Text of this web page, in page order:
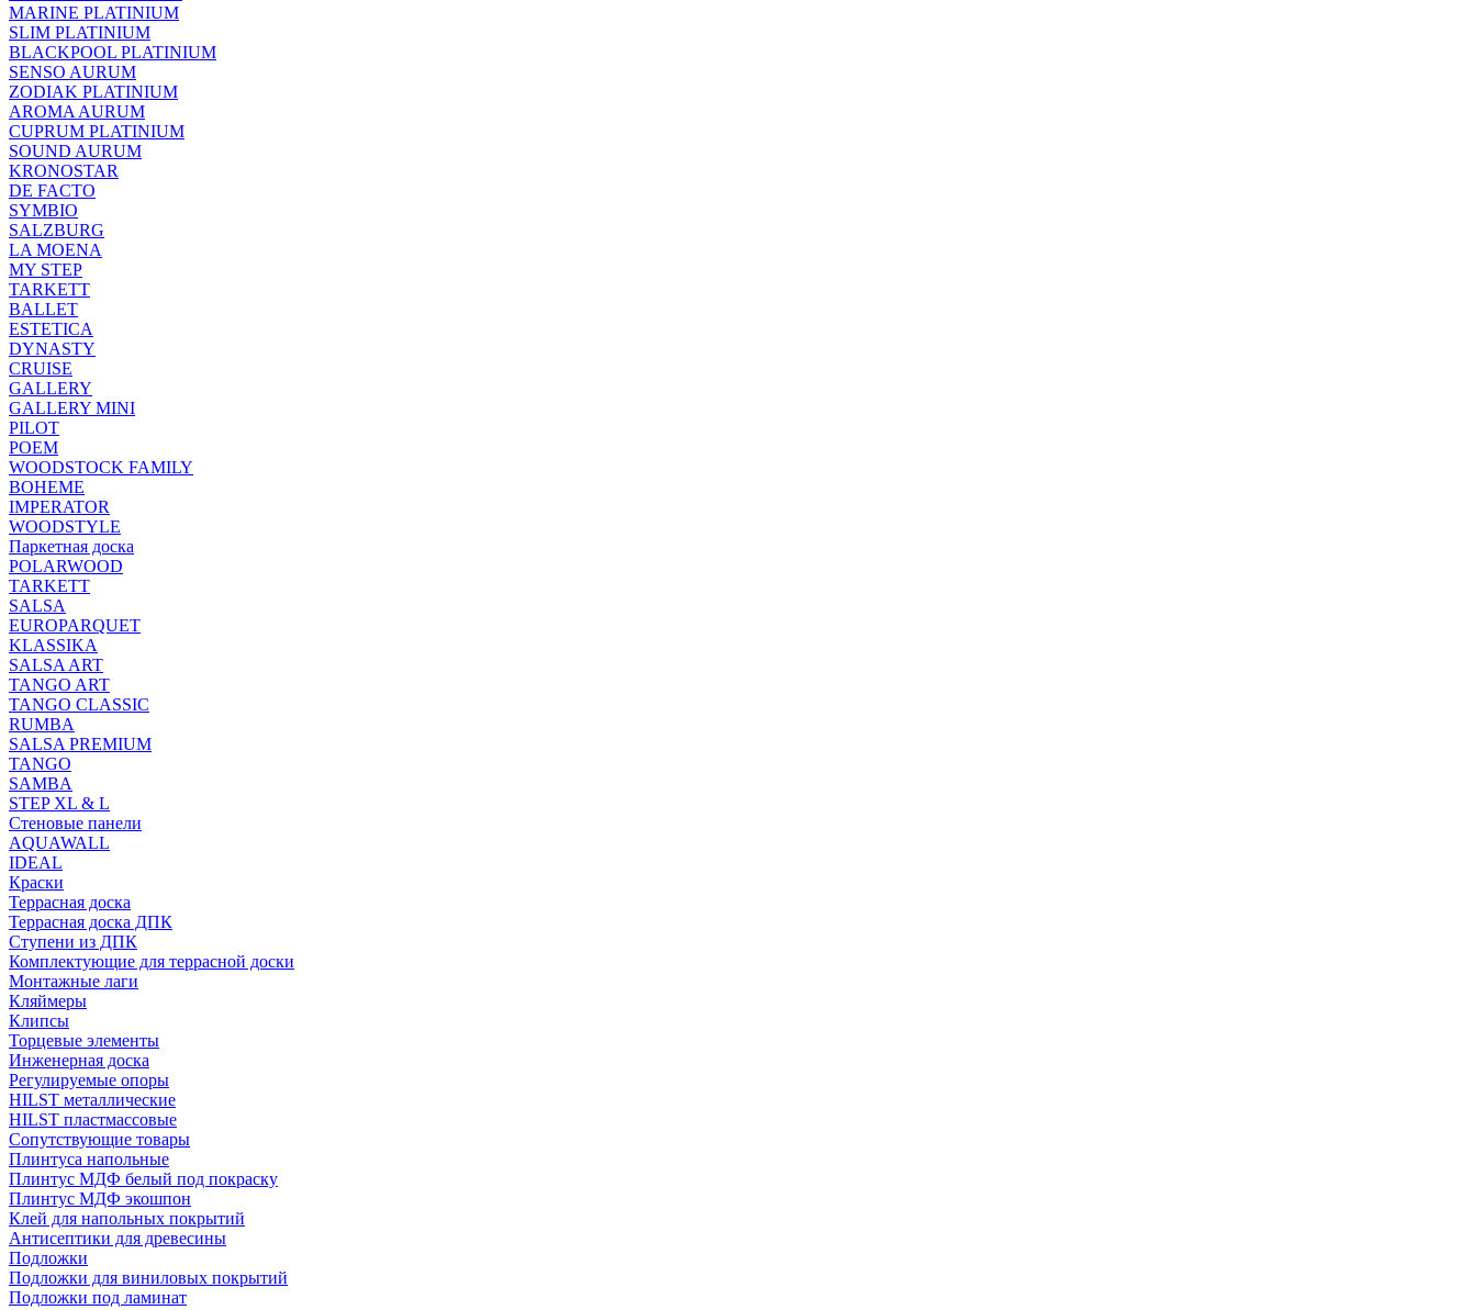
MARINE PLATINIUM
SLIM PLATINIUM
BLACKPOOL PLATINIUM
SENSO AURUM
ZODIAK PLATINIUM
AROMA AURUM
CUPRUM PLATINIUM
SOUND AURUM
KRONOSTAR
DE FACTO
SYMBIO
SALZBURG
LA MOENA
MY STEP
TARKETT
BALLET
ESTETICA
DYNASTY
CRUISE
GALLERY
GALLERY MINI
PILOT
POEM
WOODSTOCK FAMILY
BOHEME
IMPERATOR
WOODSTYLE
Паркетная доска
POLARWOOD
TARKETT
SALSA
EUROPARQUET
KLASSIKA
SALSA ART
TANGO ART
TANGO CLASSIC
RUMBA
SALSA PREMIUM
TANGO
SAMBA
STEP XL & L
Стеновые панели
AQUAWALL
IDEAL
Краски
Террасная доска
Террасная доска ДПК
Ступени из ДПК
Комплектующие для террасной доски
Монтажные лаги
Кляймеры
Клипсы
Торцевые элементы
Инженерная доска
Регулируемые опоры
HILST металлические
HILST пластмассовые
Сопутствующие товары
Плинтуса напольные
Плинтус МДФ белый под покраску
Плинтус МДФ экошпон
Клей для напольных покрытий
Антисептики для древесины
Подложки
Подложки для виниловых покрытий
Подложки под ламинат